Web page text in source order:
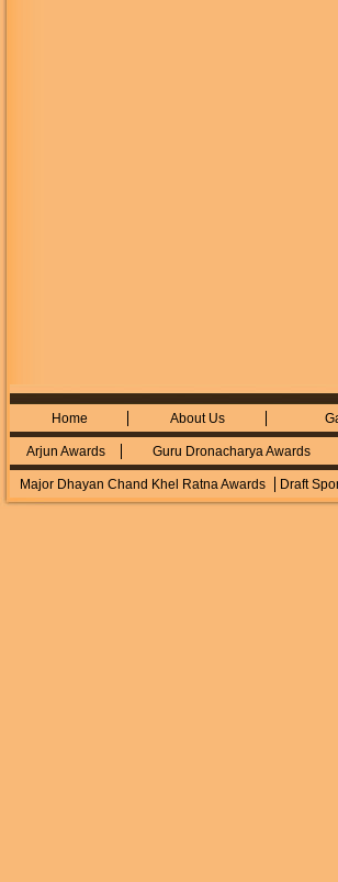
Home About Us
Arjun Awards Guru Dronacharya Awards
Major Dhayan Chand Khel Ratna Awards Draft